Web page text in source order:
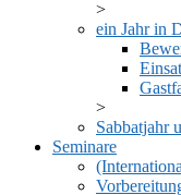
ein Jahr in
Sabbatjahr
Seminare